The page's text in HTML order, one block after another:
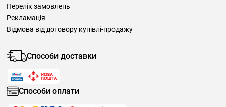
Перелік замовлень
Рекламація
Відмова від договору купівлі-продажу
Способи доставки
Способи оплати